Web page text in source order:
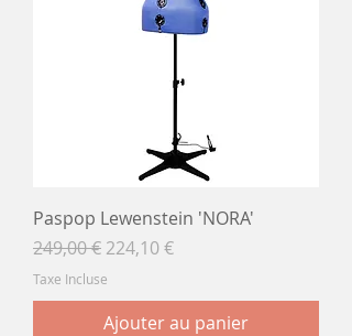
Paspop Lewenstein 'NORA'
Prix original
249,00 € Prix promotionnel
224,10 €
Taxe Incluse
Ajouter au panier